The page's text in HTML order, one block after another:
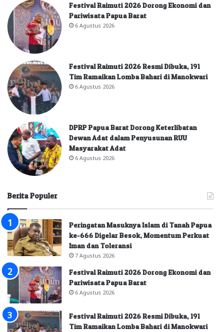
Festival Raimuti 2026 Dorong Ekonomi dan
Pariwisata Papua Barat
6 Agustus 2026
Festival Raimuti 2026 Resmi Dibuka, 191
Tim Ramaikan Lomba Bahari di Manokwari
6 Agustus 2026
DPRP Papua Barat Dorong Keterlibatan
Dewan Adat dalam Penyusunan RUU
Masyarakat Adat
6 Agustus 2026
Berita Populer
Peringatan Masuknya Islam di Tanah Papua
ke-666 Digelar Besok, Momentum Perkuat
Iman dan Toleransi
7 Agustus 2026
Festival Raimuti 2026 Dorong Ekonomi dan
Pariwisata Papua Barat
6 Agustus 2026
Festival Raimuti 2026 Resmi Dibuka, 191
Tim Ramaikan Lomba Bahari di Manokwari